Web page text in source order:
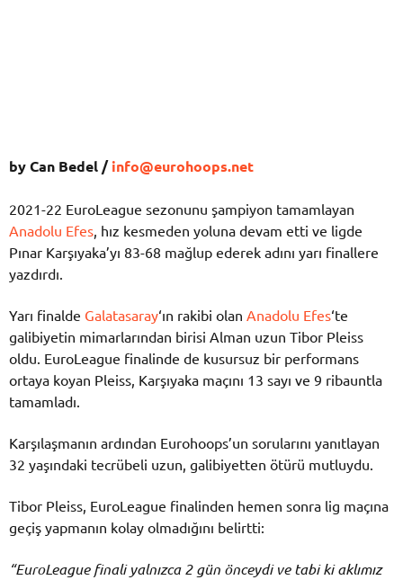
by Can Bedel /info@eurohoops.net
2021-22 EuroLeague sezonunu şampiyon tamamlayan
Anadolu Efes , hız kesmeden yoluna devam etti ve ligde
Pınar Karşıyaka’yı 83-68 mağlup ederek adını yarı finallere
yazdırdı.
Yarı finalde Galatasaray‘ın rakibi olan Anadolu Efes‘te
galibiyetin mimarlarından birisi Alman uzun Tibor Pleiss
oldu. EuroLeague finalinde de kusursuz bir performans
ortaya koyan Pleiss, Karşıyaka maçını 13 sayı ve 9 ribauntla
tamamladı.
Karşılaşmanın ardından Eurohoops’un sorularını yanıtlayan
32 yaşındaki tecrübeli uzun, galibiyetten ötürü mutluydu.
Tibor Pleiss, EuroLeague finalinden hemen sonra lig maçına
geçiş yapmanın kolay olmadığını belirtti:
“EuroLeague finali yalnızca 2 gün önceydi ve tabi ki aklımız